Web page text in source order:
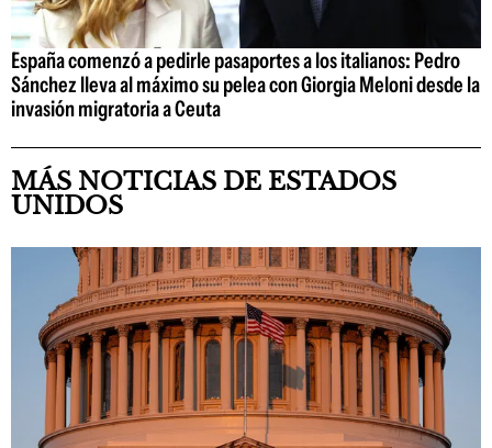
España comenzó a pedirle pasaportes a los italianos: Pedro
Sánchez lleva al máximo su pelea con Giorgia Meloni desde la
invasión migratoria a Ceuta
MÁS NOTICIAS DE ESTADOS
UNIDOS